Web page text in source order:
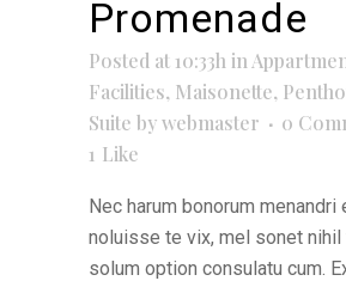
Promenade
Posted at 10:33h in
Facilities, Maisonette,
Suite bywebmaster
0
1 Like
Nec harum bonorum menandri
noluisse te vix, mel sonet nihil
solum option consulatu cum.